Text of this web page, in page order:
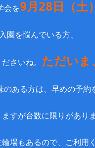
会を9月28日（土
園を悩んでいる方、
さいね。 ただいま
のある方は、早めの予約
すが台数に限りがあり
場もあるので、ご利用